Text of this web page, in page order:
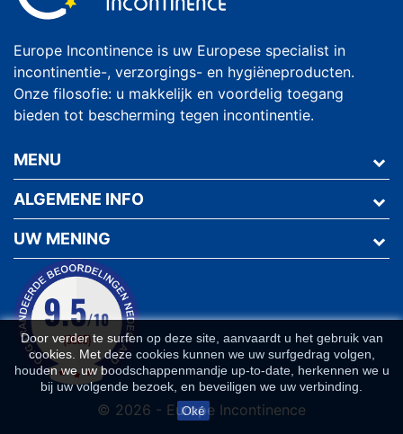
Europe Incontinence is uw Europese specialist in
incontinentie-, verzorgings- en hygiëneproducten.
Onze filosofie: u makkelijk en voordelig toegang
bieden tot bescherming tegen incontinentie.
MENU
ALGEMENE INFO
Door verder te surfen op deze site, aanvaardt u het gebruik van
cookies. Met deze cookies kunnen we uw surfgedrag volgen,
houden we uw boodschappenmandje up-to-date, herkennen we u
bij uw volgende bezoek, en beveiligen we uw verbinding.
Oké
UW MENING
© 2026 - Europe Incontinence